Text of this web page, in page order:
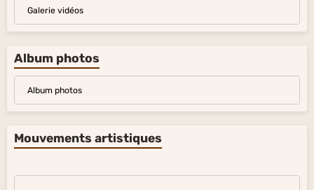
Galerie vidéos
Album photos
Album photos
Mouvements artistiques